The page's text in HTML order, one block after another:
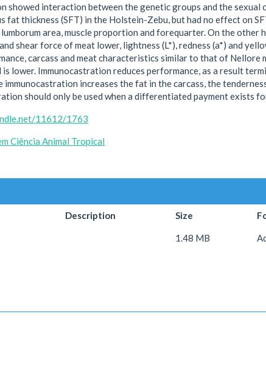
showed interaction between the genetic groups and the
fat thickness (SFT) in the Holstein-Zebu, but had no effect on
area, muscle proportion and forequarter. On the other
shear force of meat lower, lightness (L*), redness (a*) and
carcass and meat characteristics similar to that of Nellore
is lower. Immunocastration reduces performance, as a result
immunocastration increases the fat in the carcass, the
should only be used when a differentiated payment exists
11612/1763
Ciência Animal Tropical
Description Size
1.48 MB